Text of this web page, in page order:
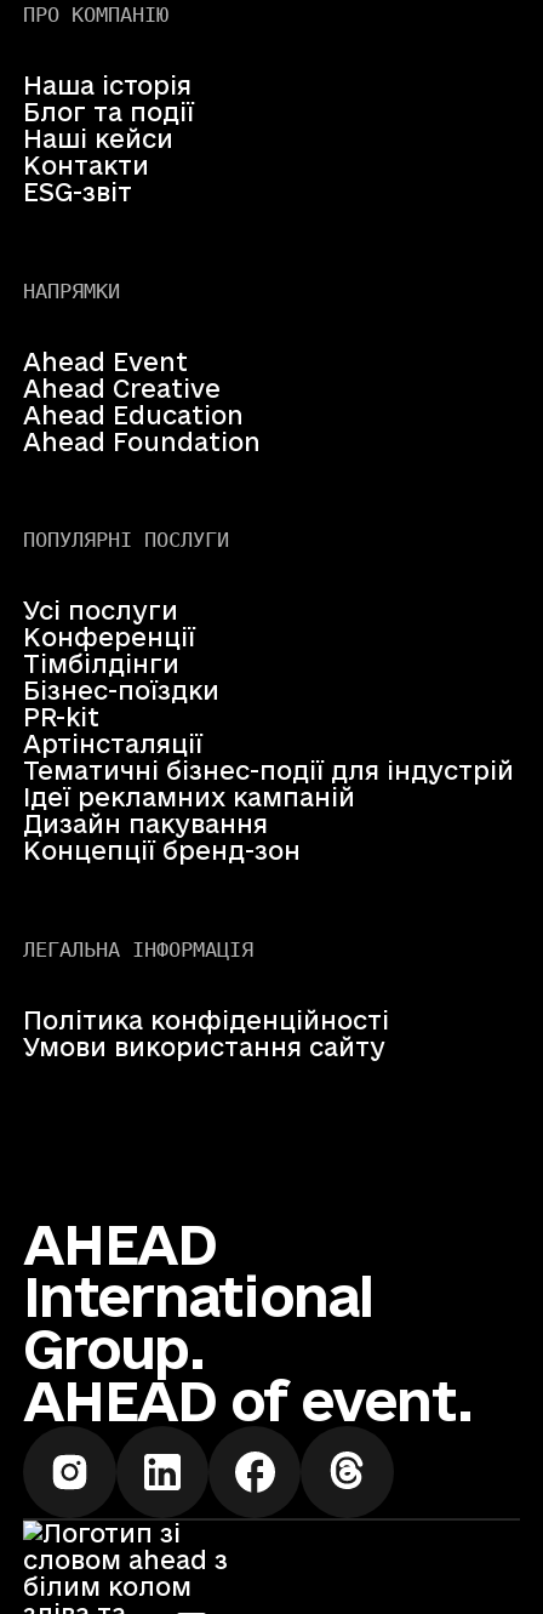
ПРО КОМПАНІЮ
Наша історія
Блог та події
Наші кейси
Контакти
ESG-звіт
НАПРЯМКИ
Ahead Event
Ahead Creative
Ahead Education
Ahead Foundation
ПОПУЛЯРНІ ПОСЛУГИ
Усі послуги
Конференції
Тімбілдінги
Бізнес-поїздки
PR-kit
Артінсталяції
Тематичні бізнес-події для індустрій
Ідеї рекламних кампаній
Дизайн пакування
Концепції бренд-зон
ЛЕГАЛЬНА ІНФОРМАЦІЯ
Політика конфіденційності
Умови використання сайту
AHEAD
International
Group.
AHEAD of event.